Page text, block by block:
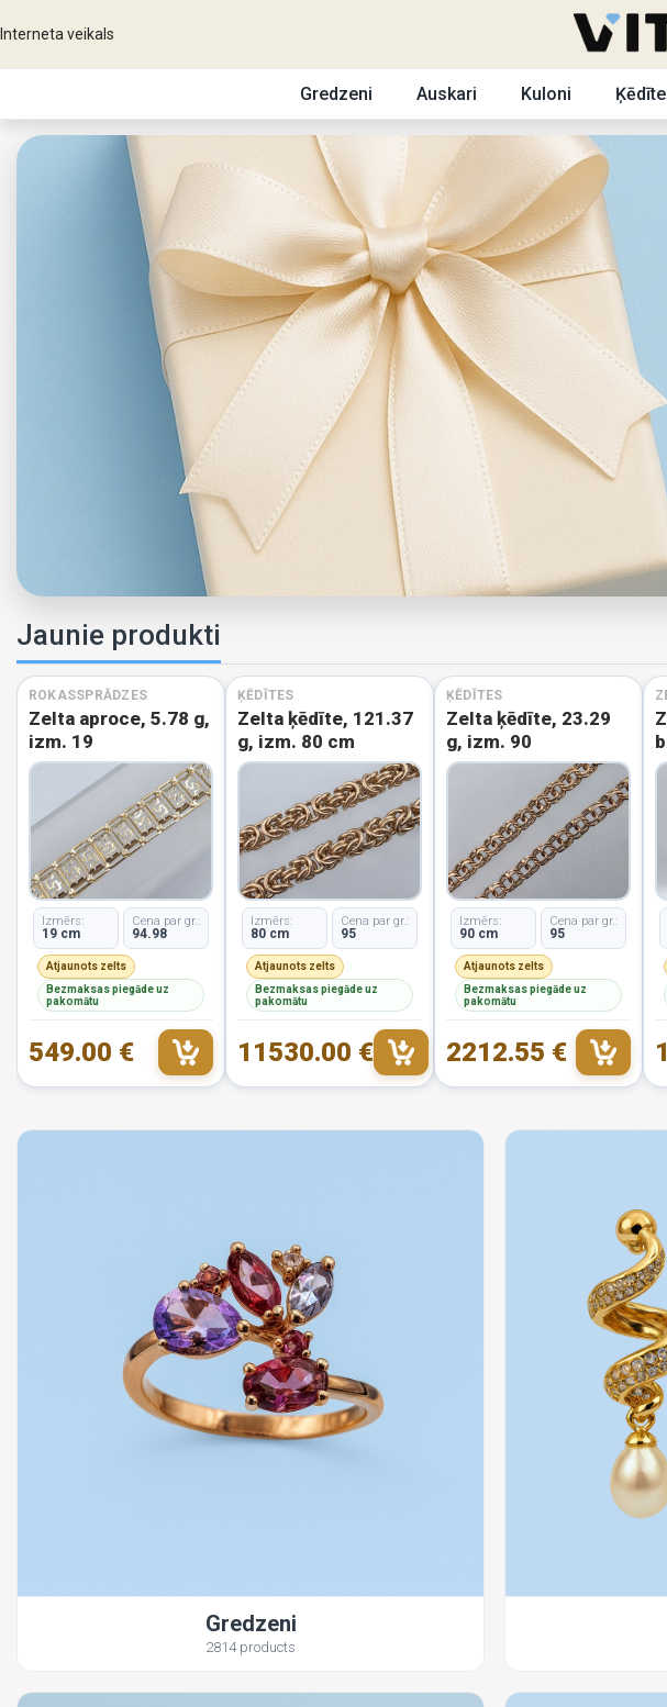
Interneta veikals
Gredzeni Auskari Kuloni
Jaunie produkti
ROKASSPRĀDZES
Zelta aproce, 5.78 g,
izm. 19
Izmērs:
19 cm
Cena par gr.:
94.98
Atjaunots zelts
Bezmaksas piegāde uz
pakomātu
549.00 €
ĶĒDĪTES
Zelta ķēdīte, 121.37
g, izm. 80 cm
Izmērs:
80 cm
Cena par gr.:
95
Atjaunots zelts
Bezmaksas piegāde uz
pakomātu
11530.00 €
ĶĒDĪTES
Zelta ķēdīte, 23.29
g, izm. 90
Izmērs:
90 cm
Cena par gr.:
95
Atjaunots zelts
Bezmaksas piegāde uz
pakomātu
2212.55 €
Gredzeni
2814 products